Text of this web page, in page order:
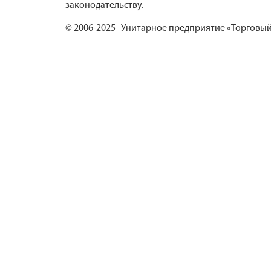
законодательству.
© 2006-2025 Унитарное предприятие